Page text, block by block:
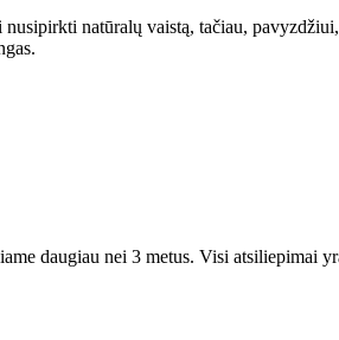
natūralų vaistą, tačiau,
daugiau nei 3 metus. Visi atsiliepimai